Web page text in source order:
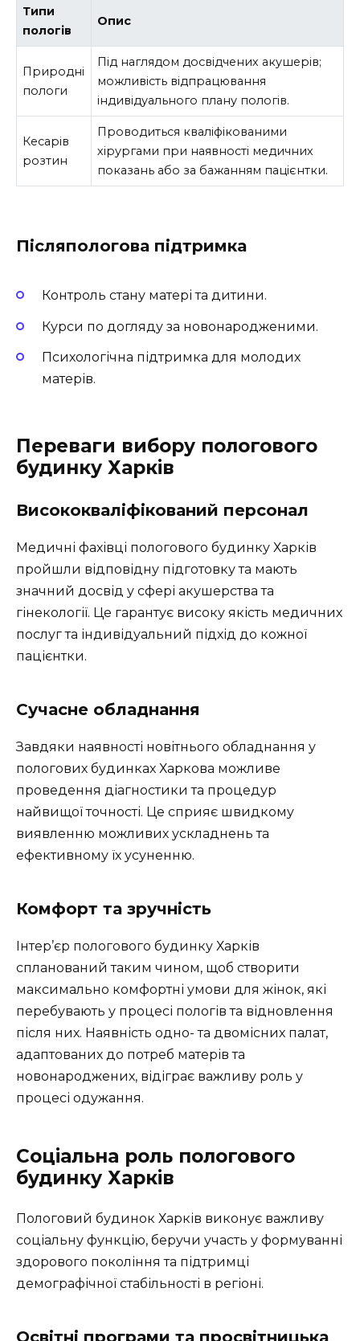
Типи
пологів
Опис
Природні
пологи
Під наглядом досвідчених акушерів;
можливість відпрацювання
індивідуального плану пологів.
Кесарів
розтин
Проводиться кваліфікованими
хірургами при наявності медичних
показань або за бажанням пацієнтки.
Післяпологова підтримка
Контроль стану матері та дитини.
Курси по догляду за новонародженими.
Психологічна підтримка для молодих
матерів.
Переваги вибору пологового
будинку Харків
Висококваліфікований персонал
Медичні фахівці пологового будинку Харків
пройшли відповідну підготовку та мають
значний досвід у сфері акушерства та
гінекології. Це гарантує високу якість медичних
послуг та індивідуальний підхід до кожної
пацієнтки.
Сучасне обладнання
Завдяки наявності новітнього обладнання у
пологових будинках Харкова можливе
проведення діагностики та процедур
найвищої точності. Це сприяє швидкому
виявленню можливих ускладнень та
ефективному їх усуненню.
Комфорт та зручність
Інтер’єр пологового будинку Харків
спланований таким чином, щоб створити
максимально комфортні умови для жінок, які
перебувають у процесі пологів та відновлення
після них. Наявність одно- та двомісних палат,
адаптованих до потреб матерів та
новонароджених, відіграє важливу роль у
процесі одужання.
Соціальна роль пологового
будинку Харків
Пологовий будинок Харків виконує важливу
соціальну функцію, беручи участь у формуванні
здорового покоління та підтримці
демографічної стабільності в регіоні.
Освітні програми та просвітницька